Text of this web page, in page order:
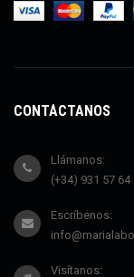
CONTÁCTANOS
Llámanos:
(+34) 931 57 64
Escríbenos:
Visítanos: